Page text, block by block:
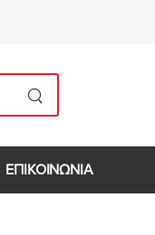
ΕΠΙΚΟΙΝΩΝΙΑ